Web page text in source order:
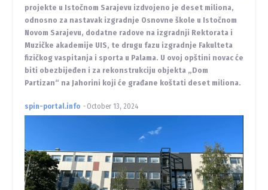
projekte u Istočnom Sarajevu izdvojeno je deset miliona,
odnosno za nastavak izgradnje Osnovne škole u Istočnom
Novom Sarajevu, dodatne radove na izgradnji Rektorata i
Muzičke akademije UIS, te drugu fazu izgradnje Fakulteta
fizičkog vaspitanja i sporta u Palama. U ovoj opštini novac će
biti obezbijeđen i za rekonstrukciju objekta „Dom
Partizan“ na Jahorini koji će građane koštati deset miliona.
spin-portal.info - October 13, 2024